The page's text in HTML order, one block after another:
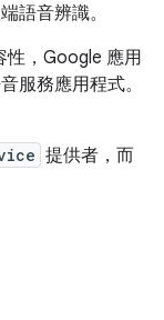
語音辨識。
性，Google 應用
服務應用程式。
提供者，而